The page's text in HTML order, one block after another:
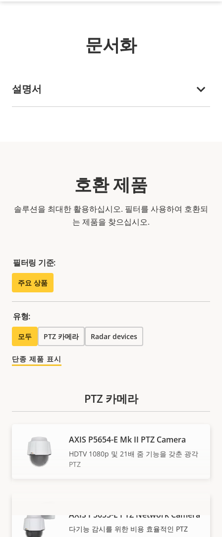
문서화
설명서
호환 제품
솔루션을 최대한 활용하십시오. 필터를 사용하여 호환되
는 제품을 찾으십시오.
필터링 기준:
주요 상품
유형:
모두 PTZ 카메라 Radar devices
단종 제품 표시
더 보기
PTZ 카메라
AXIS P5654-E Mk II PTZ Camera
HDTV 1080p 및 21배 줌 기능을 갖춘 광각
PTZ
AXIS P5655-E PTZ Network Camera
다기능 감시를 위한 비용 효율적인 PTZ